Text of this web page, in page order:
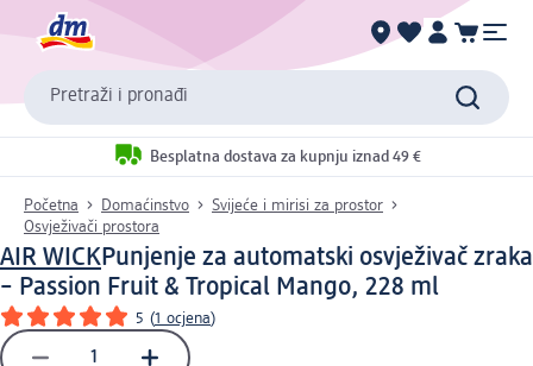
Pretraži i pronađi
Besplatna dostava za kupnju iznad 49 €
Početna Domaćinstvo
Svijeće i mirisi za prostor
Osvježivači prostora
AIR WICKPunjenje za automatski osvježivač zraka
– Passion Fruit & Tropical Mango, 228 ml
5 (1 ocjena)